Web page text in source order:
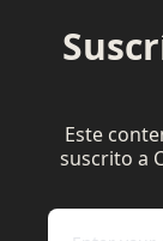
Este
suscrito a